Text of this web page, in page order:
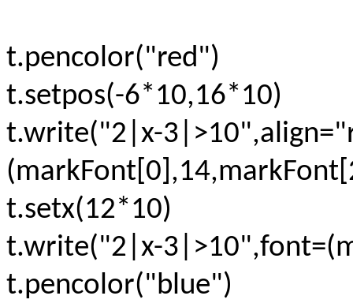
t.pencolor("red")
t.setpos(-6*10,16*10)
t.write("2|x-
t.setx(12*10)
t.write("2|x-
t.pencolor("blue")